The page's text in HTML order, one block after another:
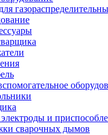
и
сварочных дымов